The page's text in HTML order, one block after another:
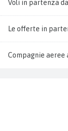
Voli in partenza
Le offerte in
Compagnie aeree